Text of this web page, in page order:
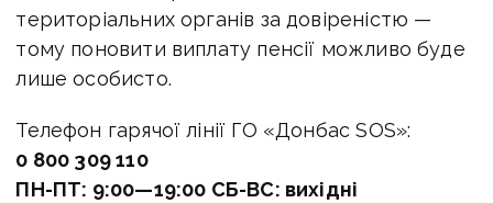
територіальних органів за довіреністю —
тому поновити виплату пенсії можливо буде
лише особисто.
Телефон гарячої лінії ГО «Донбас SOS»:
0 800 309 110
ПН-ПТ: 9:00—19:00 СБ-ВС: вихідні